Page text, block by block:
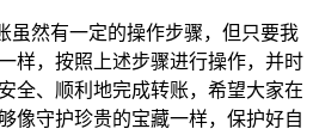
虽然有一定的操作步骤，但只要我
样，按照上述步骤进行操作，并时
全、顺利地完成转账，希望大家在
像守护珍贵的宝藏一样，保护好自